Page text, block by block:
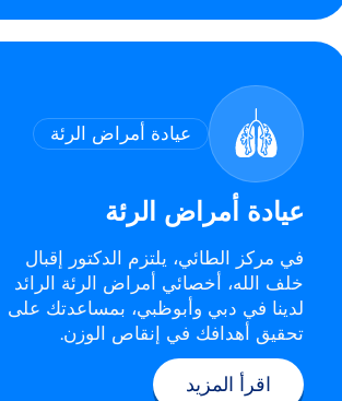
عيادة أمراض الرئة
عيادة أمراض الرئة
في مركز الطائي، يلتزم الدكتور إقبال
خلف الله، أخصائي أمراض الرئة الرائد
لدينا في دبي وأبوظبي، بمساعدتك على
تحقيق أهدافك في إنقاص الوزن.
اقرأ المزيد